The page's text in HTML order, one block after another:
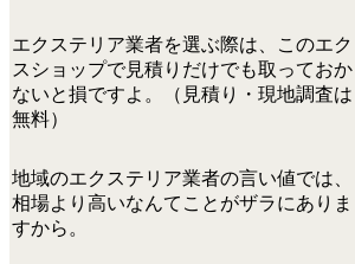
エクステリア業者を選ぶ際は、このエク
スショップで見積りだけでも取っておか
ないと損ですよ。（ 見積り・現地調査は
無料）
地域のエクステリア業者の言い値では、
相場より高いなんてことがザラにありま
すから。